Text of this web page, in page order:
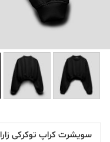
سویشرت کراپ توکرکی زارا